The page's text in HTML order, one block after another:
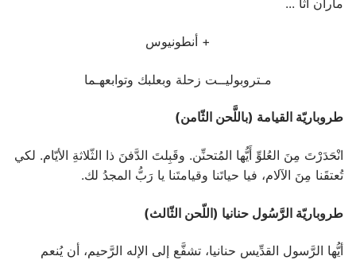
ماران أثا ...
+ أنطونيوس
مـتروبوليــت زحلة وبعلبك وتوابعهـما
طروباريّة القيامة (باللَّحن الثّامن)
انْحَدَرْتَ مِنَ العُلوِّ أَيُّها المُتحنِّن. وقَبِلتَ الدَّفنَ ذا الثّلاثةِ الأيّام. لكي
تُعتقَنا مِنَ الآلام، فيا حياتَنا وقيامتَنا يا رَبُّ المجدُ لك.
طروباريّة الرَّسُول حنانيا (اللّحن الثّالث)
أيُّها الرَّسول القدِّيس حنانيا، تشفَّع إلى الإله الرَّحيم، أن يُنعم